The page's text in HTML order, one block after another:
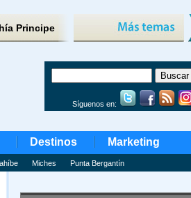
Principe
Síguenos en:
Destinos Marketing
Miches Punta Bergantín